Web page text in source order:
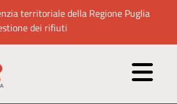
territoriale della Regione Puglia
dei rifiuti